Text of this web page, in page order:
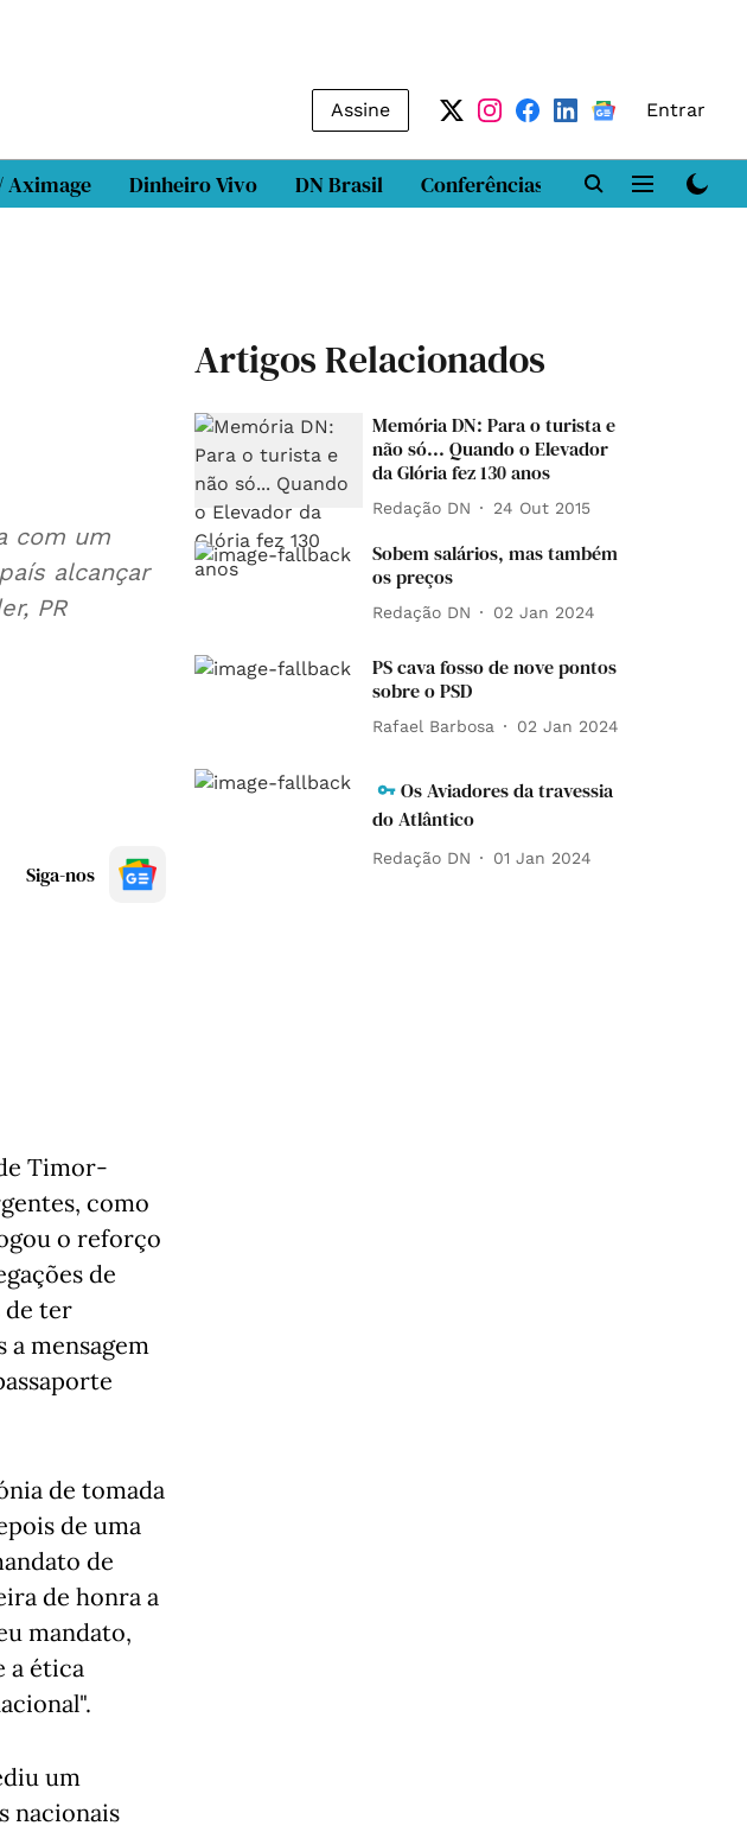
Assine Entrar
Aximage Dinheiro Vivo DN Brasil Conferências DN LAB
com um
alcançar
PR
Siga-nos
Timor-
como
o reforço
de
de ter
a mensagem
de tomada
de uma
de
de honra a
mandato,
a ética
um
nacionais
Artigos Relacionados
Memória DN: Para o turista e
não só... Quando o Elevador
da Glória fez 130 anos
Redação DN 24 Out 2015
Sobem salários, mas também
os preços
Redação DN 02 Jan 2024
PS cava fosso de nove pontos
sobre o PSD
Rafael Barbosa 02 Jan 2024
Os Aviadores da travessia
do Atlântico
Redação DN 01 Jan 2024